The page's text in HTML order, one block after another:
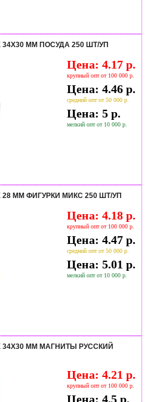
ММ ПОСУДА 250 ШТ/УП
Цена: 4.17 р.
крупный опт от 100 000 р.
Цена: 4.46 р.
средний опт от 50 000 р.
Цена: 5 р.
мелкий опт от 10 000 р.
ММ ФИГУРКИ МИКС 250 ШТ/УП
Цена: 4.18 р.
крупный опт от 100 000 р.
Цена: 4.47 р.
средний опт от 50 000 р.
Цена: 5.01 р.
мелкий опт от 10 000 р.
ММ МАГНИТЫ РУССКИЙ
Цена: 4.21 р.
крупный опт от 100 000 р.
Цена: 4.5 р.